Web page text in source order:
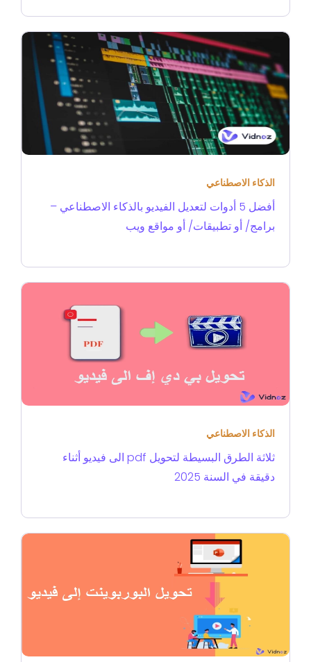
الذكاء الاصطناعي
أفضل 5 أدوات لتعديل الفيديو بالذكاء الاصطناعي –
برامج/ أو تطبيقات/ أو مواقع ويب
الذكاء الاصطناعي
ثلاثة الطرق البسيطة لتحويل pdf الى فيديو أثناء
دقيقة في السنة 2025